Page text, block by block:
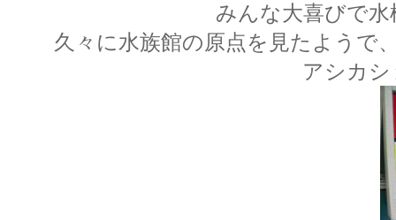
みんな大喜びで
久々に水族館の原点を見たようで
アシカ